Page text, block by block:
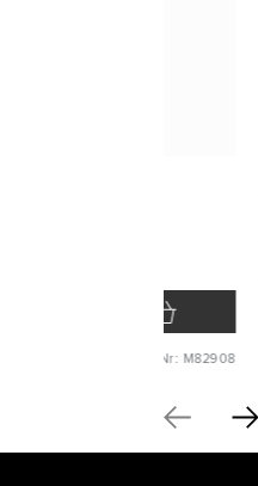
Art. Nr: M82908